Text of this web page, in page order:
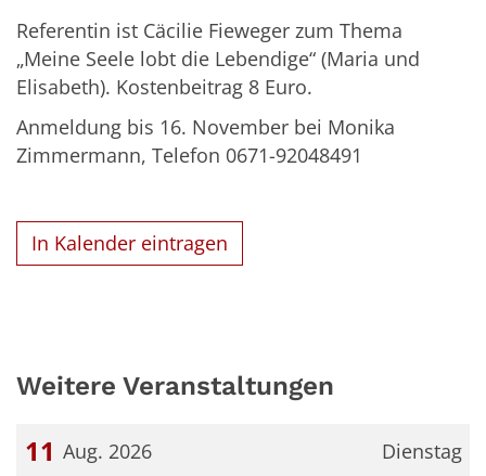
Referentin ist Cäcilie Fieweger zum Thema
„Meine Seele lobt die Lebendige“ (Maria und
Elisabeth). Kostenbeitrag 8 Euro.
Anmeldung bis 16. November bei Monika
Zimmermann, Telefon 0671-92048491
In Kalender eintragen
Weitere Veranstaltungen
Dienstag
11 Aug. 2026